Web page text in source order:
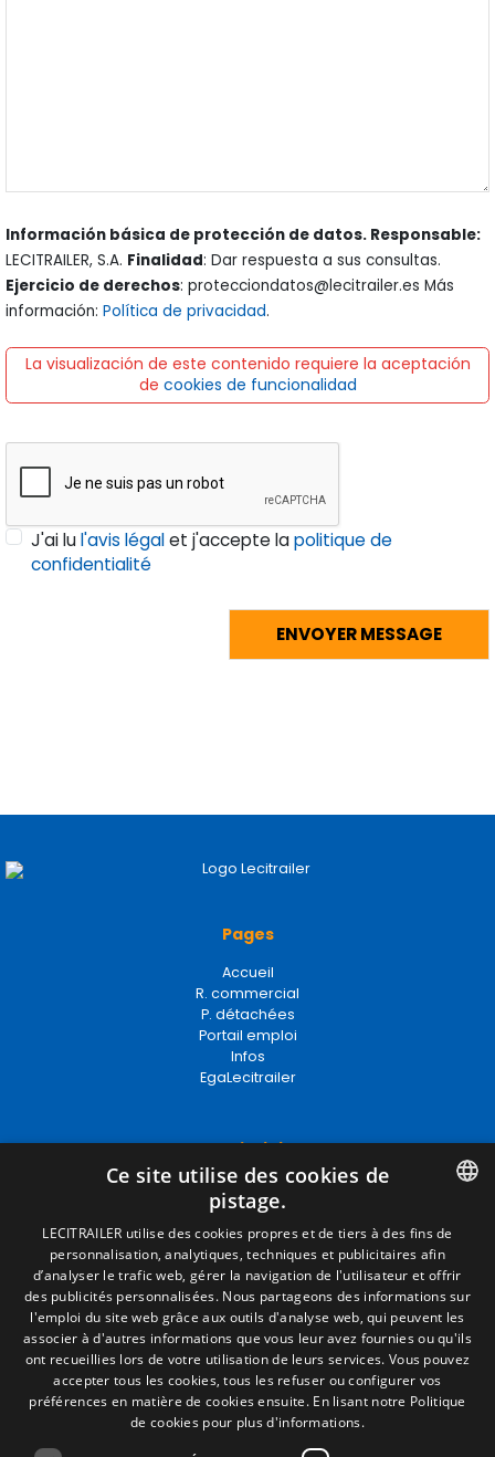
LECITRAILER, S.A.Finalidad: Dar respuesta a sus consultas.
Ejercicio de derechos: protecciondatos@lecitrailer.es Más
información: Política de privacidad.
La visualización de este contenido requiere la aceptación
decookies de funcionalidad
J'ai lul'avis légalet j'accepte lapolitique de
confidentialité
R. commercial
P. détachées
Portail emploi
Infos
EgaLecitrailer
Mentions Légales
Politique de Confidentialité
Politique de Cookies
Conditions générales de vente
Gérer les cookies
Contact
Camino de los Huertos, S/N. Apdo 100
50620 - Casetas (Zaragoza) SPAIN
+(34) 976 462 121
SPANISH
ENGLISH
FRENCH
ITALIAN
PORTUGUESE
Ce site utilise des cookies de
pistage.
LECITRAILER utilise des cookies propres et de tiers à des fins de
personnalisation, analytiques, techniques et publicitaires afin
d’analyser le trafic web, gérer la navigation de l'utilisateur et offrir
des publicités personnalisées. Nous partageons des informations sur
l'emploi du site web grâce aux outils d'analyse web, qui peuvent les
associer à d'autres informations que vous leur avez fournies ou qu'ils
ont recueillies lors de votre utilisation de leurs services. Vous pouvez
accepter tous les cookies, tous les refuser ou configurer vos
préférences en matière de cookies ensuite. En lisant notre Politique
de cookies pour plus d'informations.